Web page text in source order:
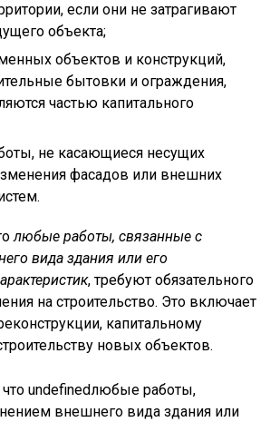
если они не затрагивают
объекта;
объектов и конструкций,
бытовки и ограждения,
частью капитального
не касающиеся несущих
фасадов или внешних
любые работы, связанные с
вида здания или его
, требуют обязательного
на строительство. Это включает
капитальному
новых объектов.